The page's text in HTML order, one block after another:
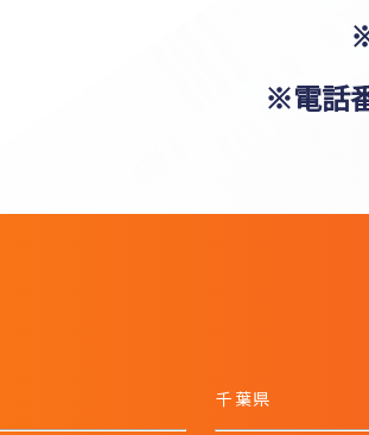
※電話
千葉県